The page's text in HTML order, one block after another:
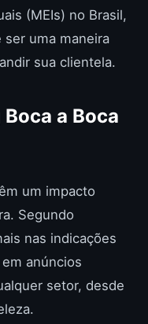
(MEIs) no Brasil,
uma maneira
sua clientela.
a Boca
um impacto
Segundo
nas indicações
anúncios
setor, desde